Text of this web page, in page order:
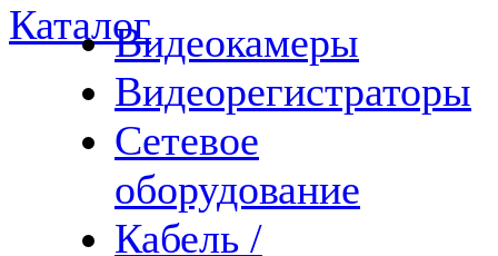
КаталогВидеокамеры
Видеорегистраторы
Сетевое
оборудование
Кабель /